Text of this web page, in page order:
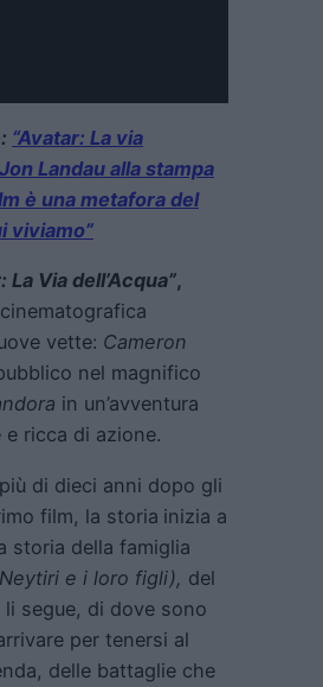
“Avatar: La via
Landau alla stampa
è una metafora del
viviamo”
La Via dell’Acqua”,
vette: Cameron
nel magnifico
in un’avventura
ricca di azione.
di dieci anni dopo gli
film, la storia inizia a
storia della famiglia
e i loro figli), del
segue, di dove sono
per tenersi al
delle battaglie che